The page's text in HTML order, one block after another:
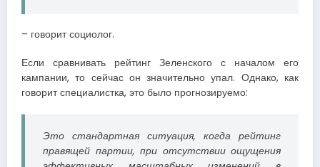
– говорит социолог.
Если сравнивать рейтинг Зеленского с началом его
кампании, то сейчас он значительно упал. Однако, как
говорит специалистка, это было прогнозируемо:
Это стандартная ситуация, когда рейтинг
правящей партии, при отсутствии ощущения